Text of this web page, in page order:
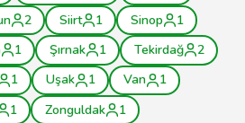
2 Siirt 1 Sinop
1
1 Şırnak 1 Tekirdağ
2
1 Uşak 1 Van
1
1 Zonguldak 1